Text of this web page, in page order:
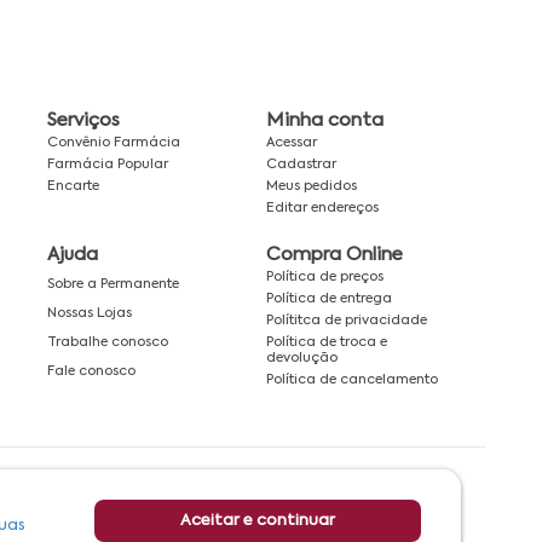
Aceitar e continuar
Serviços
Convênio Farmácia
Farmácia Popular
Encarte
Minha conta
Acessar
Cadastrar
Meus pedidos
Editar endereços
Ajuda
Sobre a Permanente
Nossas Lojas
Trabalhe conosco
Fale conosco
Compra Online
Política de preços
Política de entrega
Polítitca de privacidade
Política de troca e
devolução
Política de cancelamento